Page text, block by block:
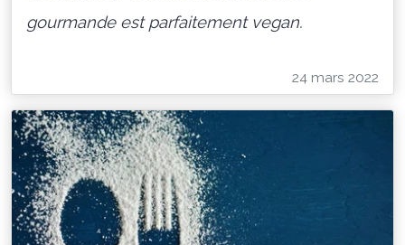
gourmande est parfaitement vegan.
24 mars 2022